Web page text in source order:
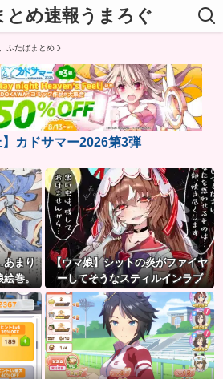
とめ速報うまろぐ
ふたばまとめ
】カドサマー2026第3弾
まり
絵巻。
【ウマ娘】シットの炎がファイヤ
ーしてそうなスティルインラブ
（セーラーマーズ衣装）